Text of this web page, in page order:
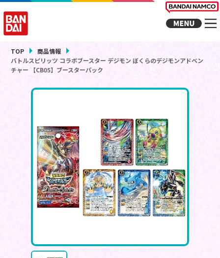
TOP
商品情報
バトルスピリッツ コラボブースター デジモン ぼくらのデジモンアドベン
チャー 【CB05】ブースターパック